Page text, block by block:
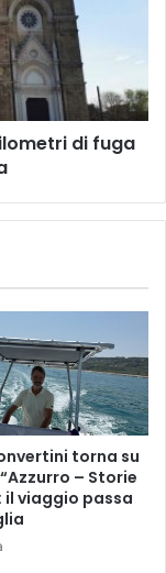
di fuga
torna su
“Azzurro – Storie
il viaggio passa